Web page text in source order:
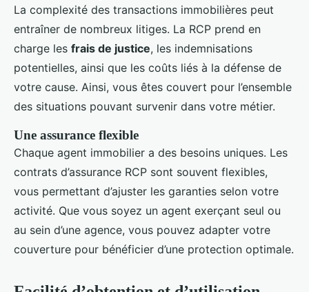
La complexité des transactions immobilières peut
entraîner de nombreux litiges. La RCP prend en
charge les frais de justice, les indemnisations
potentielles, ainsi que les coûts liés à la défense de
votre cause. Ainsi, vous êtes couvert pour l’ensemble
des situations pouvant survenir dans votre métier.
Une assurance flexible
Chaque agent immobilier a des besoins uniques. Les
contrats d’assurance RCP sont souvent flexibles,
vous permettant d’ajuster les garanties selon votre
activité. Que vous soyez un agent exerçant seul ou
au sein d’une agence, vous pouvez adapter votre
couverture pour bénéficier d’une protection optimale.